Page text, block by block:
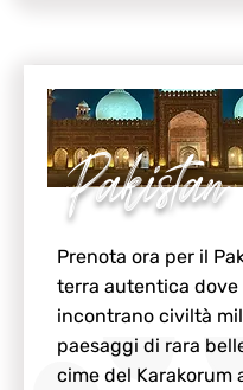
Pakistan
Prenota ora per il
terra autentica dove
incontrano civiltà
paesaggi di rara
cime del Karakorum